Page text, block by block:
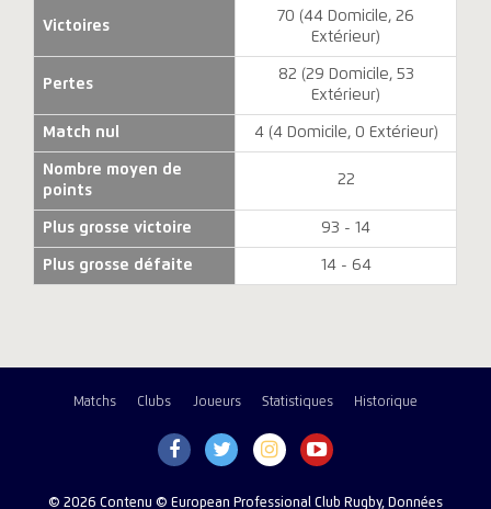
Victoires
70 (44 Domicile, 26
Extérieur)
Pertes
82 (29 Domicile, 53
Extérieur)
Match nul 4 (4 Domicile, 0 Extérieur)
Nombre moyen de
points
22
Plus grosse victoire 93 - 14
Plus grosse défaite 14 - 64
Matchs Clubs Joueurs Statistiques Historique
© 2026 Contenu © European Professional Club Rugby, Données